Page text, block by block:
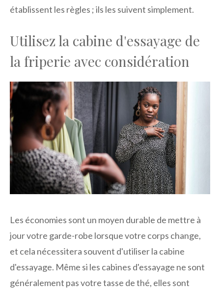
établissent les règles ; ils les suivent simplement.
Utilisez la cabine d'essayage de
la friperie avec considération
Les économies sont un moyen durable de mettre à
jour votre garde-robe lorsque votre corps change,
et cela nécessitera souvent d'utiliser la cabine
d'essayage. Même si les cabines d'essayage ne sont
généralement pas votre tasse de thé, elles sont